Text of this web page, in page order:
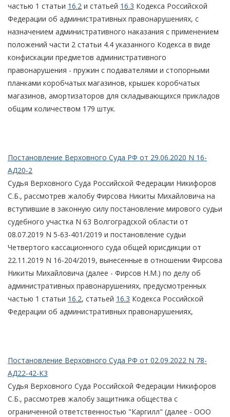
частью 1 статьи 16.2 и статьей 16.3 Кодекса Российской
Федерации об административных правонарушениях, с
назначением административного наказания с применением
положений части 2 статьи 4.4 указанного Кодекса в виде
конфискации предметов административного
правонарушения - пружин с подавателями и стопорными
планками коробчатых магазинов, крышек коробчатых
магазинов, амортизаторов для складывающихся прикладов
общим количеством 179 штук.
Постановление Верховного Суда РФ от 29.06.2020 N 16-
АД20-2
Судья Верховного Суда Российской Федерации Никифоров
С.Б., рассмотрев жалобу Фирсова Никиты Михайловича на
вступившие в законную силу постановление мирового судьи
судебного участка N 63 Волгоградской области от
08.07.2019 N 5-63-401/2019 и постановление судьи
Четвертого кассационного суда общей юрисдикции от
22.11.2019 N 16-204/2019, вынесенные в отношении Фирсова
Никиты Михайловича (далее - Фирсов Н.М.) по делу об
административных правонарушениях, предусмотренных
частью 1 статьи 16.2, статьей 16.3 Кодекса Российской
Федерации об административных правонарушениях,
Постановление Верховного Суда РФ от 02.09.2022 N 78-
АД22-42-К3
Судья Верховного Суда Российской Федерации Никифоров
С.Б., рассмотрев жалобу защитника общества с
ограниченной ответственностью "Каргилл" (далее - ООО